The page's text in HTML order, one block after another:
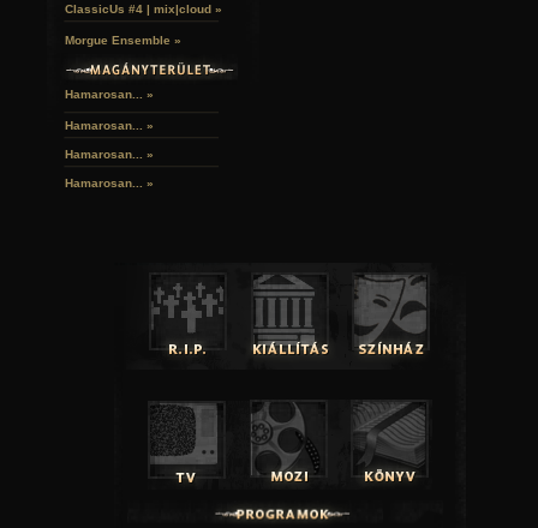
ClassicUs #4 | mix|cloud »
Morgue Ensemble »
Hamarosan... »
Hamarosan... »
Hamarosan... »
Hamarosan... »